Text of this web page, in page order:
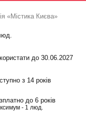
«Містика Києва»
до 30.06.2027
з 14 років
до 6 років
- 1 люд.